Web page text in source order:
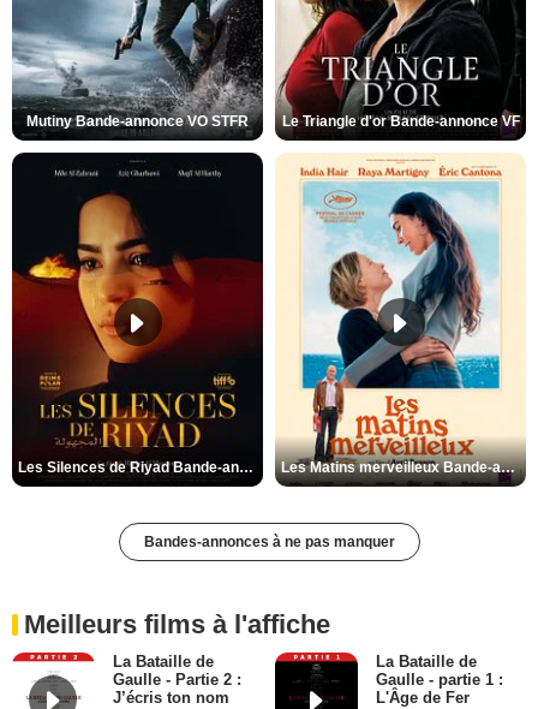
Mutiny Bande-annonce VO STFR Le Triangle d'or Bande-annonce VF
Les Silences de Riyad Bande-annonce VO STFR Les Matins merveilleux Bande-annonce VF
Bandes-annonces à ne pas manquer
Meilleurs films à l'affiche
La Bataille de
Gaulle - Partie 2 :
J’écris ton nom
La Bataille de
Gaulle - partie 1 :
L'Âge de Fer